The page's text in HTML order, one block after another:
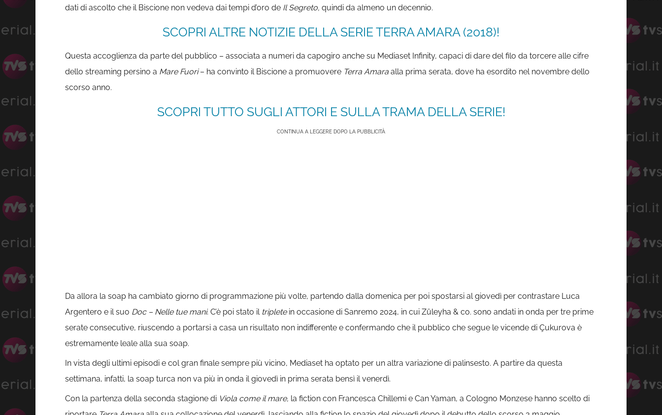
dati di ascolto che il Biscione non vedeva dai tempi d’oro de Il Segreto, quindi da almeno un decennio.
SCOPRI ALTRE NOTIZIE DELLA SERIE TERRA AMARA (2018)!
Questa accoglienza da parte del pubblico – associata a numeri da capogiro anche su Mediaset Infinity, capaci di dare del filo da torcere alle cifre
dello streaming persino a Mare Fuori– ha convinto il Biscione a promuovere Terra Amara alla prima serata, dove ha esordito nel novembre dello
scorso anno.
SCOPRI TUTTO SUGLI ATTORI E SULLA TRAMA DELLA SERIE!
CONTINUA A LEGGERE DOPO LA PUBBLICITÀ
Da allora la soap ha cambiato giorno di programmazione più volte, partendo dalla domenica per poi spostarsi al giovedì per contrastare Luca
Argentero e il suo Doc – Nelle tue mani. C’è poi stato il tripletein occasione di Sanremo 2024, in cui Züleyha & co. sono andati in onda per tre prime
serate consecutive, riuscendo a portarsi a casa un risultato non indifferente e confermando che il pubblico che segue le vicende di Çukurova è
estremamente leale alla sua soap.
In vista degli ultimi episodi e col gran finale sempre più vicino, Mediaset ha optato per un altra variazione di palinsesto. A partire da questa
settimana, infatti, la soap turca non va più in onda il giovedì in prima serata bensì il venerdì.
Con la partenza della seconda stagione di Viola come il mare, la fiction con Francesca Chillemi e Can Yaman, a Cologno Monzese hanno scelto di